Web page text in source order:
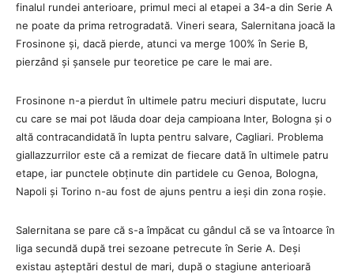
finalul rundei anterioare, primul meci al etapei a 34-a din Serie A
ne poate da prima retrogradată. Vineri seara, Salernitana joacă la
Frosinone și, dacă pierde, atunci va merge 100% în Serie B,
pierzând și șansele pur teoretice pe care le mai are.
Frosinone n-a pierdut în ultimele patru meciuri disputate, lucru
cu care se mai pot lăuda doar deja campioana Inter, Bologna și o
altă contracandidată în lupta pentru salvare, Cagliari. Problema
giallazzurrilor este că a remizat de fiecare dată în ultimele patru
etape, iar punctele obținute din partidele cu Genoa, Bologna,
Napoli și Torino n-au fost de ajuns pentru a ieși din zona roșie.
Salernitana se pare că s-a împăcat cu gândul că se va întoarce în
liga secundă după trei sezoane petrecute în Serie A. Deși
existau așteptări destul de mari, după o stagiune anterioară